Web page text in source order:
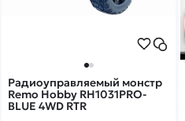
Радиоуправляемый монстр
Remo Hobby RH1031PRO-
BLUE 4WD RTR